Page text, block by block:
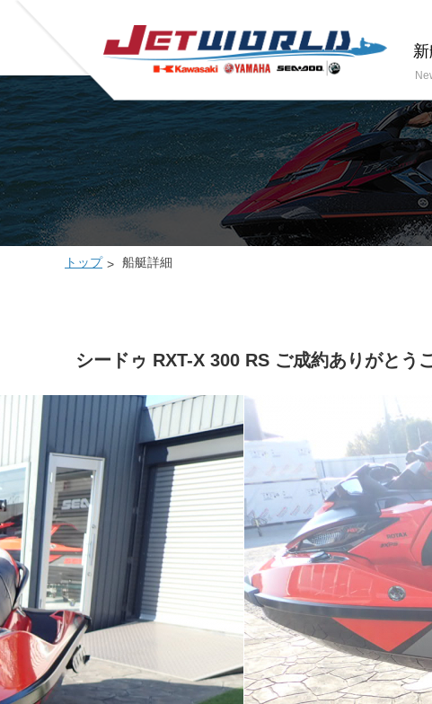
トップ 船艇詳細
シードゥ RXT-X 300 RS ご成約ありがとう